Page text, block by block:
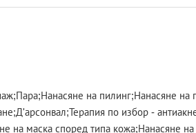
на пилинг;Нанасяне на
по избор -
на маска според типа кожа;Нанасяне